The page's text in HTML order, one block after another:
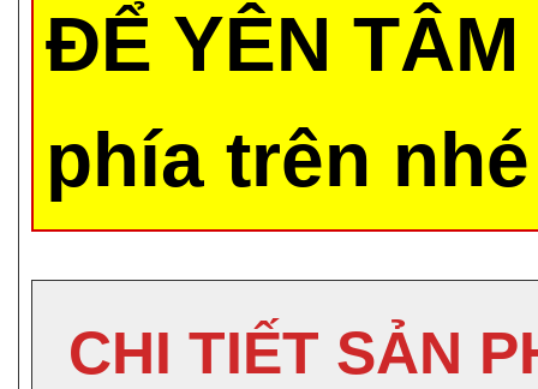
ĐỂ YÊN
phía trên
CHI TIẾT SẢN